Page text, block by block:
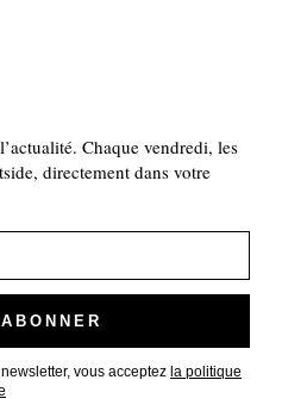
Chaque vendredi, les
directement dans votre
vous acceptez la politique